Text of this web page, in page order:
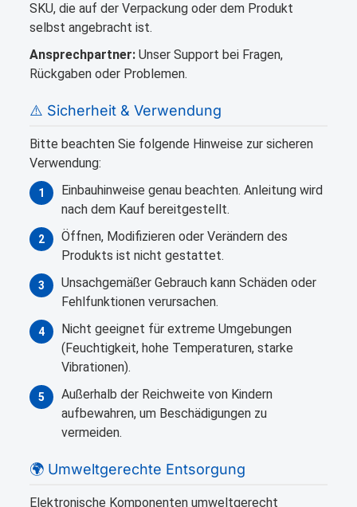
SKU, die auf der Verpackung oder dem Produkt
selbst angebracht ist.
Ansprechpartner: Unser Support bei Fragen,
Rückgaben oder Problemen.
⚠️ Sicherheit & Verwendung
Bitte beachten Sie folgende Hinweise zur sicheren
Verwendung:
1
Einbauhinweise genau beachten. Anleitung wird
nach dem Kauf bereitgestellt.
2
Öffnen, Modifizieren oder Verändern des
Produkts ist nicht gestattet.
3
Unsachgemäßer Gebrauch kann Schäden oder
Fehlfunktionen verursachen.
4
Nicht geeignet für extreme Umgebungen
(Feuchtigkeit, hohe Temperaturen, starke
Vibrationen).
5
Außerhalb der Reichweite von Kindern
aufbewahren, um Beschädigungen zu
vermeiden.
🌍 Umweltgerechte Entsorgung
Elektronische Komponenten umweltgerecht